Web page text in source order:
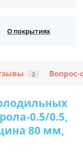
О покрытиях
2 Вопрос-
0.5/0.5,
80 мм,